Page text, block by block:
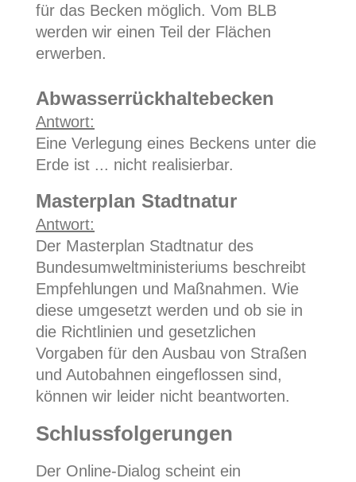
für das Becken möglich. Vom BLB
werden wir einen Teil der Flächen
erwerben.
Abwasserrückhaltebecken
Antwort:
Eine Verlegung eines Beckens unter die
Erde ist ... nicht realisierbar.
Masterplan Stadtnatur
Antwort:
Der Masterplan Stadtnatur des
Bundesumweltministeriums beschreibt
Empfehlungen und Maßnahmen. Wie
diese umgesetzt werden und ob sie in
die Richtlinien und gesetzlichen
Vorgaben für den Ausbau von Straßen
und Autobahnen eingeflossen sind,
können wir leider nicht beantworten.
Schlussfolgerungen
Der Online-Dialog scheint ein